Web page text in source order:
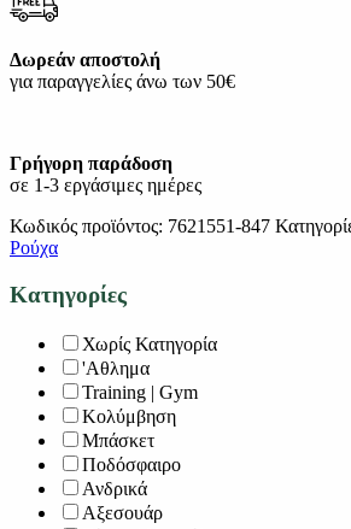
Δωρεάν αποστολή
για παραγγελίες άνω των 50€
Γρήγορη παράδοση
σε 1-3 εργάσιμες ημέρες
Κωδικός προϊόντος: 7621551-847
Ρούχα
Κατηγορίες
Χωρίς Κατηγορία
'Αθλημα
Training | Gym
Κολύμβηση
Μπάσκετ
Ποδόσφαιρο
Ανδρικά
Αξεσουάρ